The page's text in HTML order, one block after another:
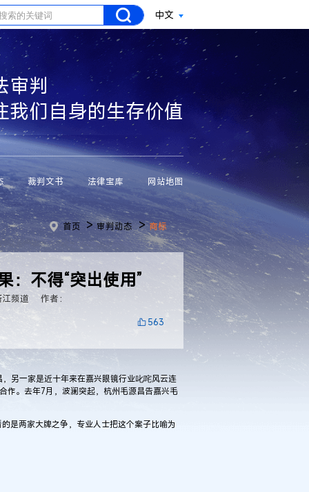
中文
审判
我们自身的生存价值
裁判文书 法律宝库 网站地图
首页 >审判动态 >商标
：不得“突出使用”
频道
作者：
563
一家是近十年来在嘉兴眼镜行业叱咤风云连
作。去年7月，波澜突起，杭州毛源昌告嘉兴毛
两家大牌之争，专业人士把这个案子比喻为